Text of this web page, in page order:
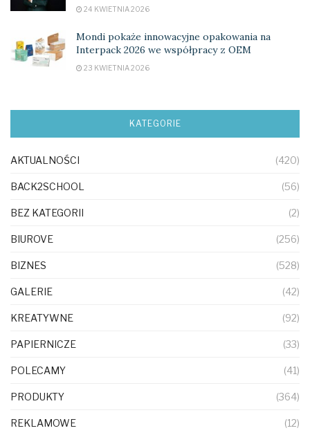
24 KWIETNIA 2026
Mondi pokaże innowacyjne opakowania na
Interpack 2026 we współpracy z OEM
23 KWIETNIA 2026
KATEGORIE
AKTUALNOŚCI (420)
BACK2SCHOOL (56)
BEZ KATEGORII (2)
BIUROVE (256)
BIZNES (528)
GALERIE (42)
KREATYWNE (92)
PAPIERNICZE (33)
POLECAMY (41)
PRODUKTY (364)
REKLAMOWE (12)